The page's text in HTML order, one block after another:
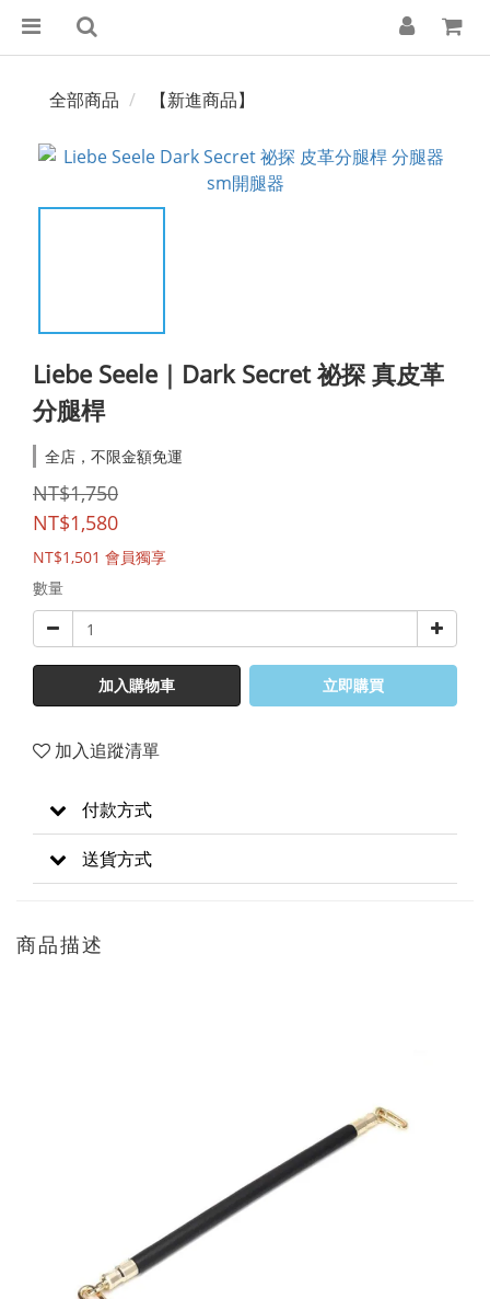
全部商品 【新進商品】
Liebe Seele｜Dark Secret 祕探 真皮革
分腿桿
全店，不限金額免運
NT$1,750
NT$1,580
NT$1,501 會員獨享
數量
加入購物車 立即購買
加入追蹤清單
付款方式
送貨方式
商品描述